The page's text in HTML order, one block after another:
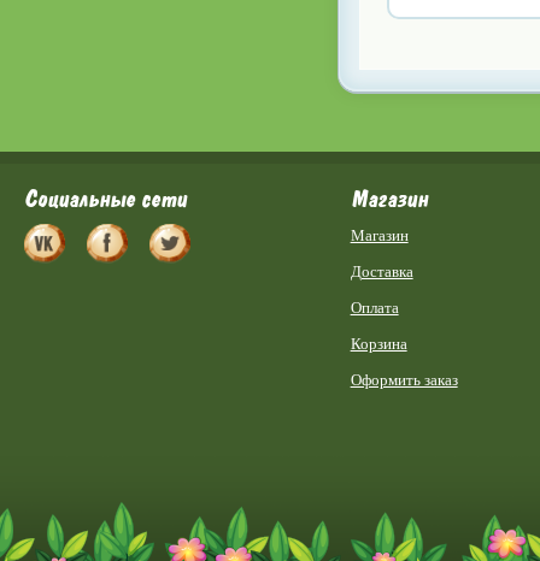
Социальные сети Магазин
Магазин
Доставка
Оплата
Корзина
Оформить заказ